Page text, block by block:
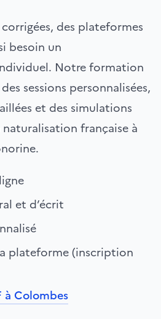
des plateformes
besoin un
Notre formation
sessions personnalisées,
et des simulations
naturalisation française à
et d’écrit
plateforme (inscription
à Colombes